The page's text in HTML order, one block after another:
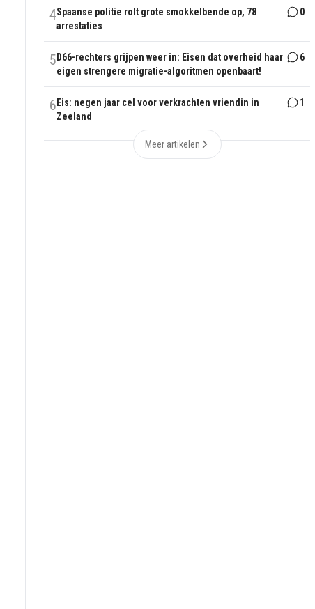
4Spaanse politie rolt grote smokkelbende op, 78
arrestaties
0
5 D66-rechters grijpen weer in: Eisen dat overheid haar
eigen strengere migratie-algoritmen openbaart!
6
6 Eis: negen jaar cel voor verkrachten vriendin in
Zeeland
1
Meer artikelen